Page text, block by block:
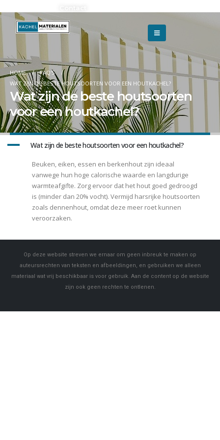
HOME
FAQ'S
WAT ZIJN DE BESTE HOUTSOORTEN VOOR EEN HOUTKACHEL?
Wat zijn de beste houtsoorten
voor een houtkachel?
A Wat zijn de beste houtsoorten voor een houtkachel?
Beuken, eiken, essen en berkenhout zijn ideaal
vanwege hun hoge calorische waarde en langdurige
warmteafgifte. Zorg ervoor dat het hout goed gedroogd
is (minder dan 20% vocht). Vermijd harsrijke houtsoorten
zoals dennenhout, omdat deze meer roet kunnen
veroorzaken.
Op deze website streven we ernaar om geen inbreuk te maken op
auteursrechten van teksten en afbeeldingen, en gebruiken we alleen
materiaal wat vrij beschikbaar is voor gebruik. Aan de content op de website
zijn ook geen rechten te ontlenen.